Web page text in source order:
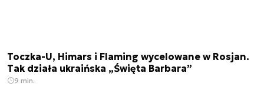
Toczka-U, Himars i Flaming wycelowane w Rosjan.
Tak działa ukraińska „Święta Barbara”
9 min.